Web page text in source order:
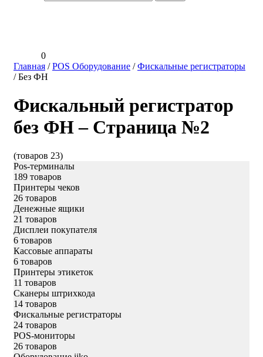
0
Главная /POS Оборудование /Фискальные регистраторы
/Без ФН
Фискальный регистратор
без ФН – Страница №2
(товаров 23)
Pos-терминалы
189 товаров
Принтеры чеков
26 товаров
Денежные ящики
21 товаров
Дисплеи покупателя
6 товаров
Кассовые аппараты
6 товаров
Принтеры этикеток
11 товаров
Сканеры штрихкода
14 товаров
Фискальные регистраторы
24 товаров
POS-мониторы
26 товаров